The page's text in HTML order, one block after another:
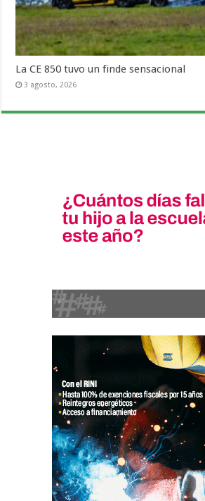
La CE 850 tuvo un finde sensacional
3 agosto, 2026